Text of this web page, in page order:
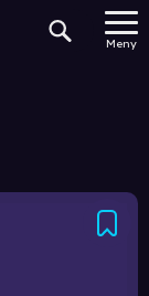
Meny